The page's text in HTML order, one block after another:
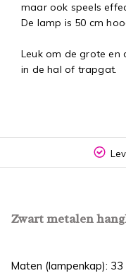
maar ook speels
De lamp is 50 cm
Leuk om de grote en
in de hal of trapgat.
Zwart metalen
Maten (lampenkap):